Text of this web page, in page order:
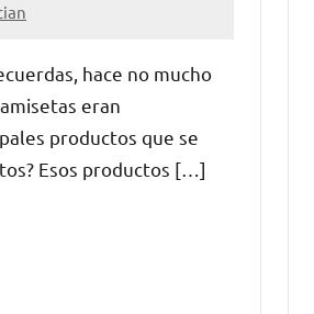
hace no mucho
eran
productos que se
Esos productos […]